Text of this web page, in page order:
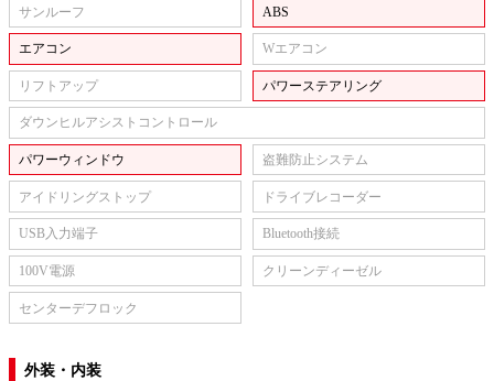
サンルーフ ABS
エアコン Wエアコン
リフトアップ パワーステアリング
ダウンヒルアシストコントロール
パワーウィンドウ 盗難防止システム
アイドリングストップ ドライブレコーダー
USB入力端子 Bluetooth接続
100V電源 クリーンディーゼル
センターデフロック
外装・内装